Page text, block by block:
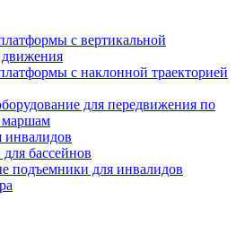
с вертикальной
движения
с наклонной траекторией
для передвижения по
маршам
инвалидов
бассейнов
подъемники для инвалидов